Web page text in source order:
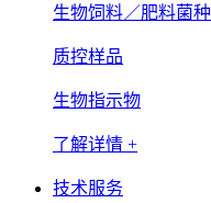
生物饲料／肥料菌种
质控样品
生物指示物
了解详情 +
技术服务